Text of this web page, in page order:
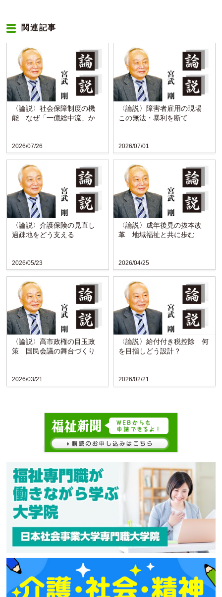
関連記事
2026/07/26
〈論説〉社会保障制度の機
能 なぜ「一億総中流」か
2026/07/01
〈論説〉障害者雇用の現場
この無法・暴利を断て
2026/05/23
〈論説〉介護保険の見直し
過疎地をどう支える
2026/04/25
〈論説〉成年後見の抜本改
革 地域福祉と共に歩む
2026/03/21
〈論説〉高市政権の目玉政
策 国民会議の舞台づくり
2026/02/21
〈論説〉給付付き税控除 何
を目指しどう設計？